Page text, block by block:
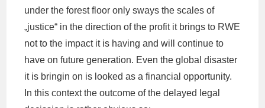
under the forest floor only sways the scales of
„justice“ in the direction of the profit it brings to RWE
not to the impact it is having and will continue to
have on future generation. Even the global disaster
it is bringin on is looked as a financial opportunity.
In this context the outcome of the delayed legal